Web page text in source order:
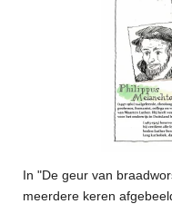
In "De geur van
meerdere keren